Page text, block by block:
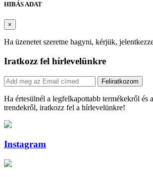
HIBÁS ADAT
×
Ha üzenetet szeretne hagyni, kérjük,
Iratkozz fel hírlevelünkre
Feliratkozom
Ha értesülnél a legfelkapottabb termékekről és
trendekről, iratkozz fel a hírlevelünkre!
Instagram